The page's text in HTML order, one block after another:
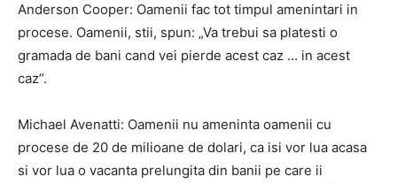
Anderson Cooper: Oamenii fac tot timpul amenintari in
procese. Oamenii, stii, spun: „Va trebui sa platesti o
gramada de bani cand vei pierde acest caz … in acest
caz”.
Michael Avenatti: Oamenii nu ameninta oamenii cu
procese de 20 de milioane de dolari, ca isi vor lua acasa
si vor lua o vacanta prelungita din banii pe care ii